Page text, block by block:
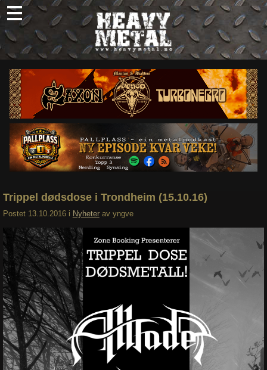
Skip
to
content
Nyheter
Omtaler
Intervjuer
Om oss
Abonner
Søk
Trippel dødsdose i Trondheim (15.10.16)
Postet 13.10.2016 i Nyheter av yngve